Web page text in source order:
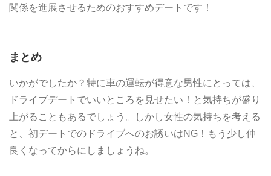
関係を進展させるためのおすすめデートです！
まとめ
いかがでしたか？特に車の運転が得意な男性にとっては、
ドライブデートでいいところを見せたい！と気持ちが盛り
上がることもあるでしょう。しかし女性の気持ちを考える
と、初デートでのドライブへのお誘いはNG！もう少し仲
良くなってからにしましょうね。